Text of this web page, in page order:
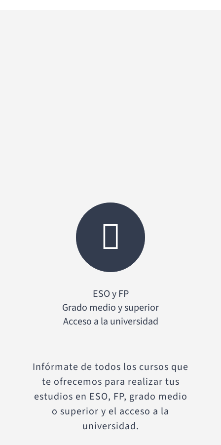
ESO y FP
Grado medio y superior
Acceso a la universidad
Infórmate de todos los cursos que
te ofrecemos para realizar tus
estudios en ESO, FP, grado medio
o superior y el acceso a la
universidad.